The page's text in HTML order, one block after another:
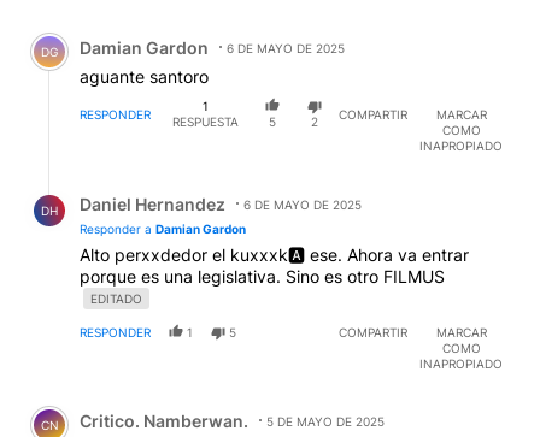
Comentario de Damian Gardon.
DG Damian Gardon 6 DE MAYO DE 2025
aguante santoro
RESPONDER
1
RESPUESTA
5 2
COMPARTIR
MARCAR
COMO
INAPROPIADO
DH Daniel Hernandez
6 DE MAYO DE 2025
Responder a Damian Gardon
Alto perxxdedor el kuxxxk🅰️ ese. Ahora va entrar
porque es una legislativa. Sino es otro FILMUS
EDITADO
RESPONDER 1 5 COMPARTIR
MARCAR
COMO
INAPROPIADO
Comentario de Critico. Namberwan..
CN Critico. Namberwan. 5 DE MAYO DE 2025